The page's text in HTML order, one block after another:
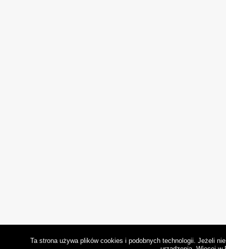
Ta strona używa plików cookies i podobnych technologii. Jeżeli